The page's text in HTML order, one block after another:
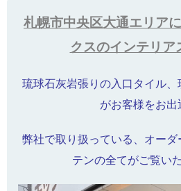
札幌市中央区大通エリア
クスのインテリア
琉球石灰岩張りの入口タイル
がお客様をお
弊社で取り扱っている、オー
テンの全てがご覧い